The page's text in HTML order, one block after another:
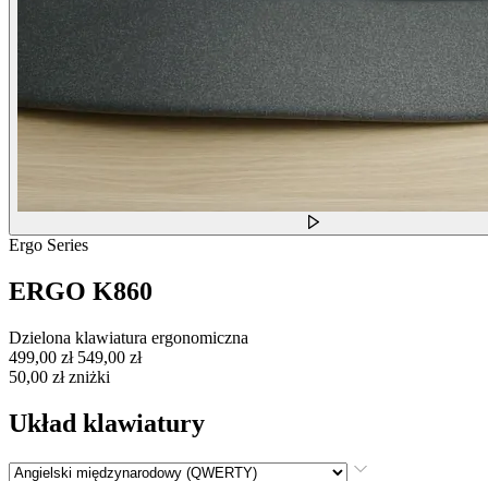
Ergo Series
ERGO K860
Dzielona klawiatura ergonomiczna
499,00 zł 549,00 zł
50,00 zł zniżki
Układ klawiatury